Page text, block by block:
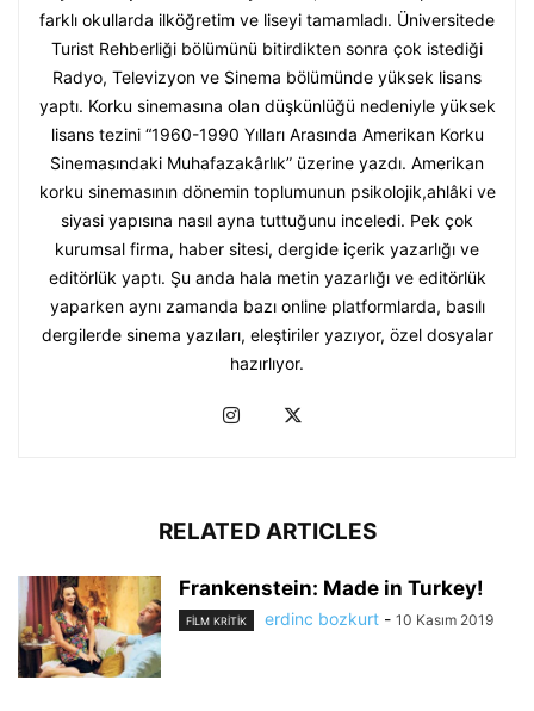
farklı okullarda ilköğretim ve liseyi tamamladı. Üniversitede
Turist Rehberliği bölümünü bitirdikten sonra çok istediği
Radyo, Televizyon ve Sinema bölümünde yüksek lisans
yaptı. Korku sinemasına olan düşkünlüğü nedeniyle yüksek
lisans tezini “1960-1990 Yılları Arasında Amerikan Korku
Sinemasındaki Muhafazakârlık” üzerine yazdı. Amerikan
korku sinemasının dönemin toplumunun psikolojik,ahlâki ve
siyasi yapısına nasıl ayna tuttuğunu inceledi. Pek çok
kurumsal firma, haber sitesi, dergide içerik yazarlığı ve
editörlük yaptı. Şu anda hala metin yazarlığı ve editörlük
yaparken aynı zamanda bazı online platformlarda, basılı
dergilerde sinema yazıları, eleştiriler yazıyor, özel dosyalar
hazırlıyor.
RELATED ARTICLES
Frankenstein: Made in Turkey!
FILM KRITIK erdinc bozkurt - 10 Kasım 2019